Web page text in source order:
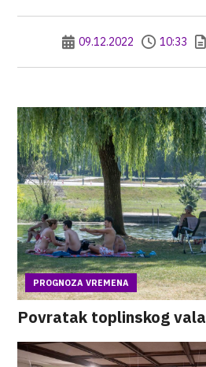
09.12.2022 10:33
PROGNOZA VREMENA
Povratak toplinskog vala